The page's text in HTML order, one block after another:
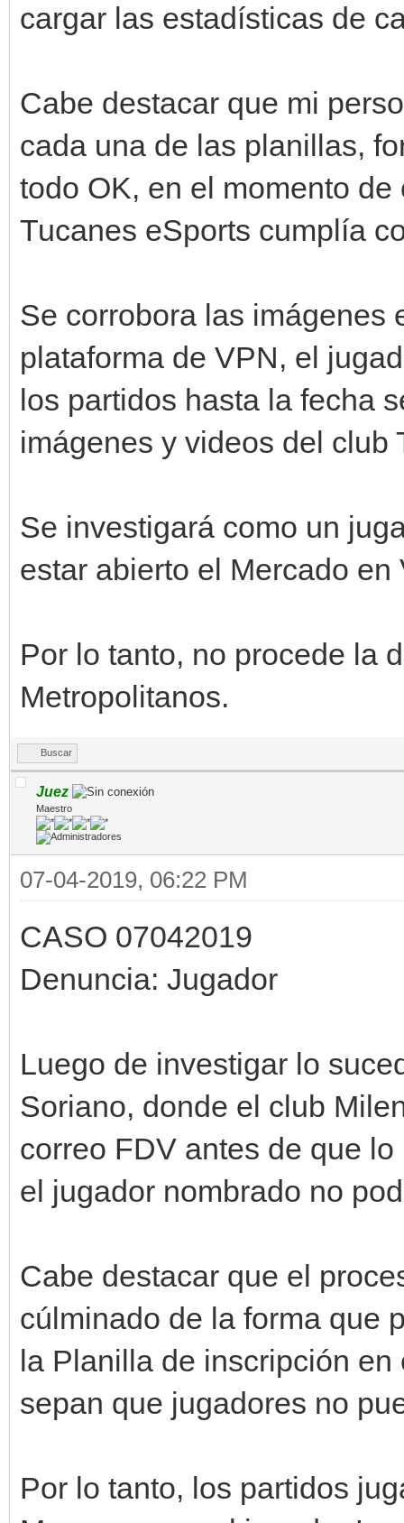
cargar las estadísticas de
Cabe destacar que mi
cada una de las planillas,
todo OK, en el momento
Tucanes eSports cumplía
Se corrobora las imágenes
plataforma de VPN, el
los partidos hasta la fecha
imágenes y videos del club
Se investigará como un
estar abierto el Mercado en
Por lo tanto, no procede la
Metropolitanos.
Buscar
Juez
Maestro
07-04-2019, 06:22 PM
CASO 07042019
Denuncia: Jugador
Luego de investigar lo
Soriano, donde el club
correo FDV antes de que
el jugador nombrado no
Cabe destacar que el
cúlminado de la forma que
la Planilla de inscripción
sepan que jugadores no
Por lo tanto, los partidos